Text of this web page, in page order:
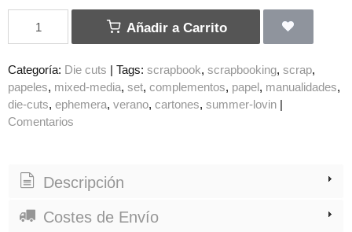
Añadir a Carrito
Categoría: Die cuts Tags: scrapbook scrapbooking scrap
papeles mixed-media set complementos papel
manualidades
die-cuts ephemera verano cartones summer-lovin
Comentarios
Descripción
Costes de Envío